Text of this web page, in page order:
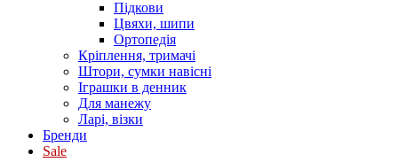
Підкови
Цвяхи, шипи
Ортопедія
Кріплення, тримачі
Штори, сумки навісні
Іграшки в денник
Для манежу
Ларі, візки
Бренди
Sale